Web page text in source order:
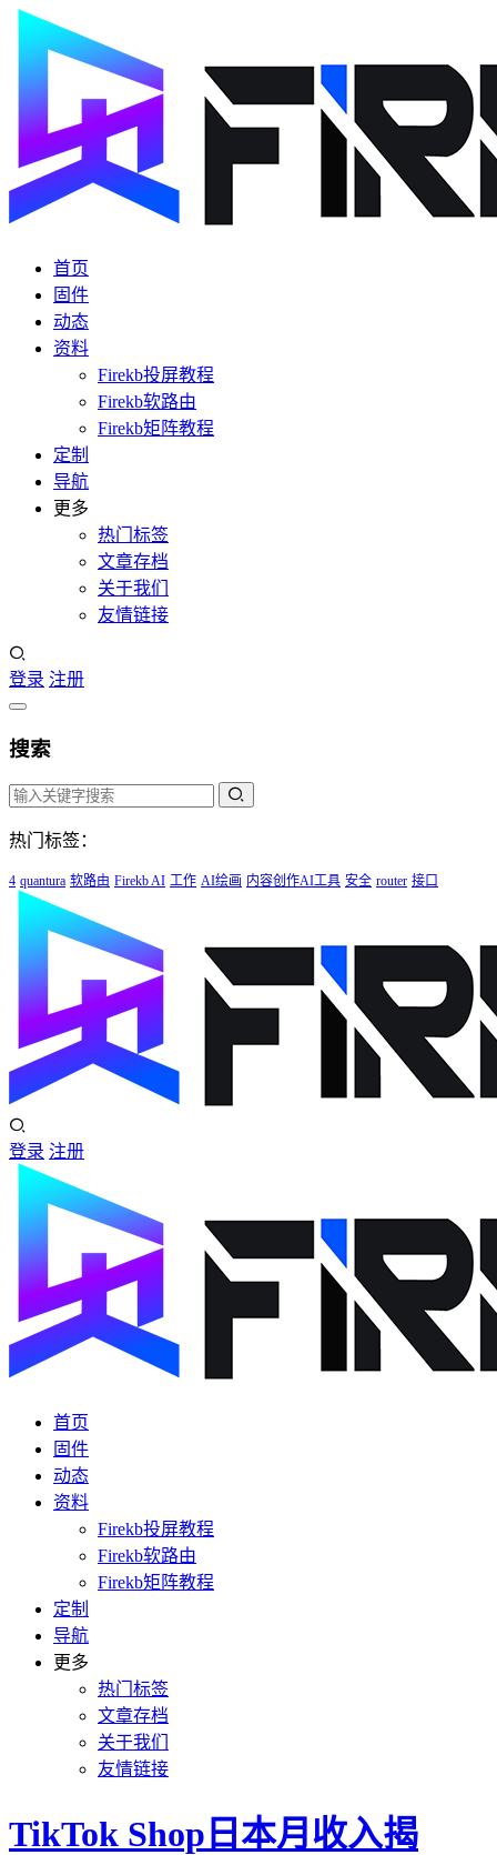
首页
固件
动态
资料
Firekb投屏教程
Firekb软路由
Firekb矩阵教程
定制
导航
更多
热门标签
文章存档
关于我们
友情链接
登录 注册
搜索
热门标签：
4 quantura 软路由 Firekb AI 工作 AI绘画 内容创作AI工具 安全 router 接口
登录 注册
首页
固件
动态
资料
Firekb投屏教程
Firekb软路由
Firekb矩阵教程
定制
导航
更多
热门标签
文章存档
关于我们
友情链接
TikTok Shop日本月收入揭